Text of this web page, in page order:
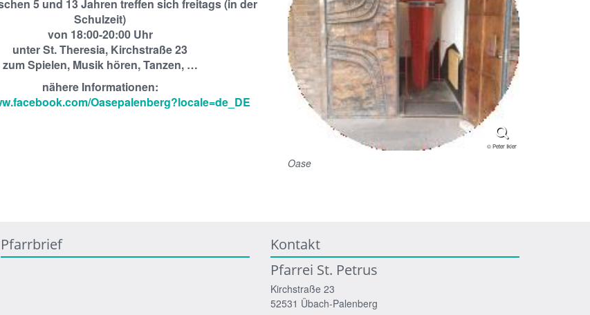
© Peter Ikier
Oase
5 und 13 Jahren treffen sich freitags (in der
Schulzeit)
von 18:00-20:00 Uhr
unter St. Theresia, Kirchstraße 23
zum Spielen, Musik hören, Tanzen, …
nähere Informationen:
Oasepalenberg?locale=de_DE
Pfarrbrief
Kontakt
Pfarrei St. Petrus
Kirchstraße 23
52531 Übach-Palenberg